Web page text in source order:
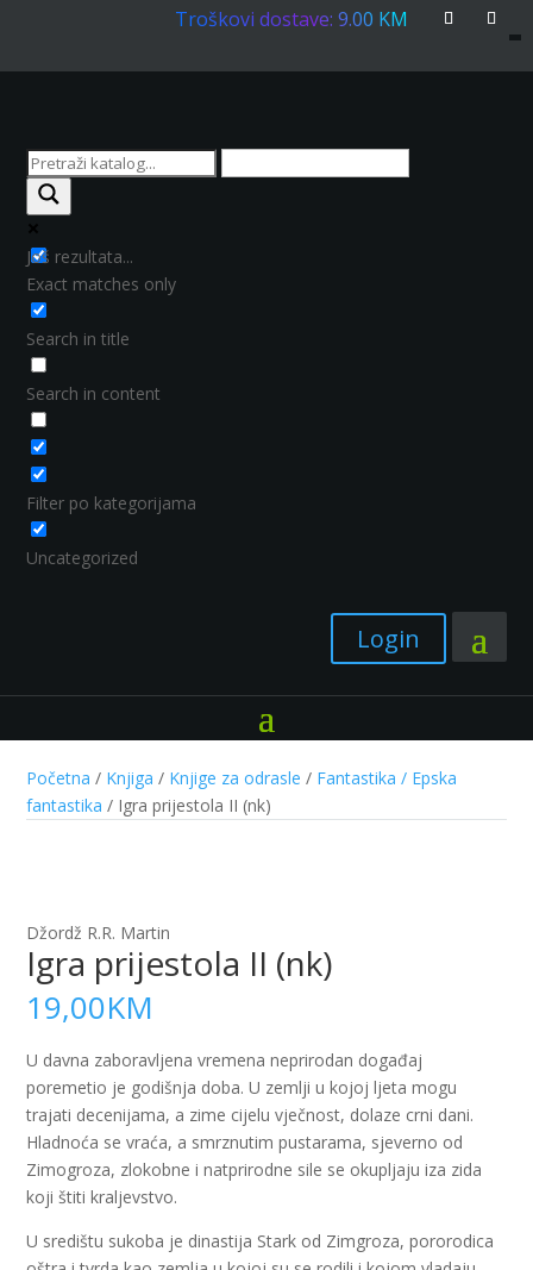
Troškovi dostave: 9.00 KM
Još rezultata...
Exact matches only
Search in title
Search in content
Filter po kategorijama
Uncategorized
Login
Početna / Knjiga / Knjige za odrasle / Fantastika / Epska
fantastika / Igra prijestola II (nk)
Džordž R.R. Martin
Igra prijestola II (nk)
19,00KM
U davna zaboravljena vremena neprirodan događaj
poremetio je godišnja doba. U zemlji u kojoj ljeta mogu
trajati decenijama, a zime cijelu vječnost, dolaze crni dani.
Hladnoća se vraća, a smrznutim pustarama, sjeverno od
Zimogroza, zlokobne i natprirodne sile se okupljaju iza zida
koji štiti kraljevstvo.
U središtu sukoba je dinastija Stark od Zimgroza, pororodica